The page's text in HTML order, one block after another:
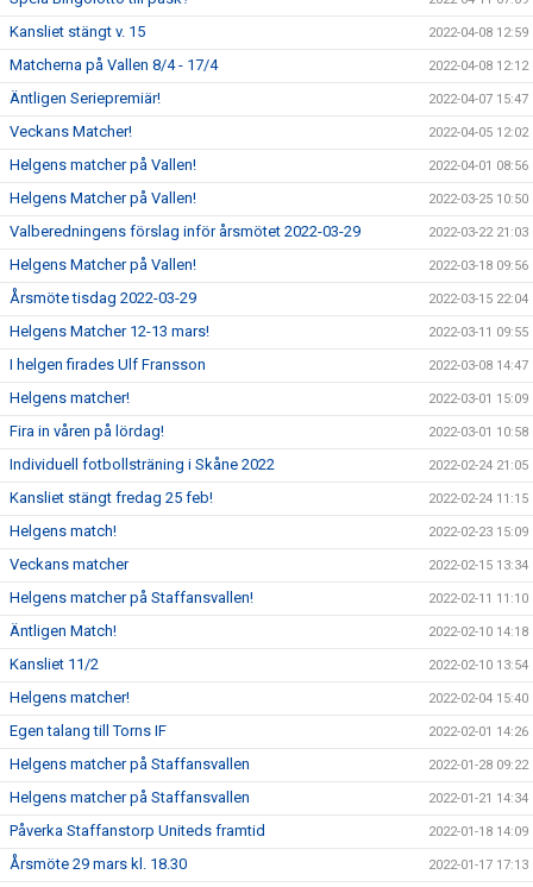
Kansliet stängt v. 15 2022-04-08 12:59
Matcherna på Vallen 8/4 - 17/4 2022-04-08 12:12
Äntligen Seriepremiär! 2022-04-07 15:47
Veckans Matcher! 2022-04-05 12:02
Helgens matcher på Vallen! 2022-04-01 08:56
Helgens Matcher på Vallen! 2022-03-25 10:50
Valberedningens förslag inför årsmötet 2022-03-29 2022-03-22 21:03
Helgens Matcher på Vallen! 2022-03-18 09:56
Årsmöte tisdag 2022-03-29 2022-03-15 22:04
Helgens Matcher 12-13 mars! 2022-03-11 09:55
I helgen firades Ulf Fransson 2022-03-08 14:47
Helgens matcher! 2022-03-01 15:09
Fira in våren på lördag! 2022-03-01 10:58
Individuell fotbollsträning i Skåne 2022 2022-02-24 21:05
Kansliet stängt fredag 25 feb! 2022-02-24 11:15
Helgens match! 2022-02-23 15:09
Veckans matcher 2022-02-15 13:34
Helgens matcher på Staffansvallen! 2022-02-11 11:10
Äntligen Match! 2022-02-10 14:18
Kansliet 11/2 2022-02-10 13:54
Helgens matcher! 2022-02-04 15:40
Egen talang till Torns IF 2022-02-01 14:26
Helgens matcher på Staffansvallen 2022-01-28 09:22
Helgens matcher på Staffansvallen 2022-01-21 14:34
Påverka Staffanstorp Uniteds framtid 2022-01-18 14:09
Årsmöte 29 mars kl. 18.30 2022-01-17 17:13